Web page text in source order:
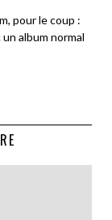
pour le coup :
album normal